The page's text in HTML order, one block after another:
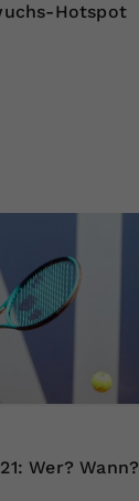
Hotspot
Wer? Wann?